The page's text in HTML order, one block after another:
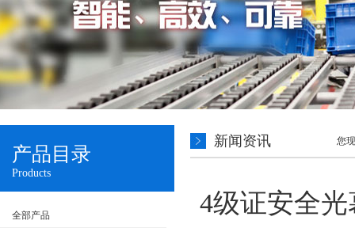
产品目录
Products
全部产品
新闻资讯 您
4级证安全